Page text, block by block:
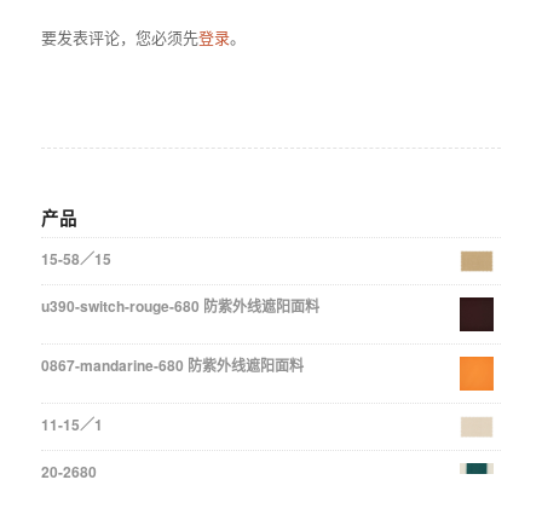
要发表评论，您必须先登录。
产品
15-58／15
u390-switch-rouge-680 防紫外线遮阳面料
0867-mandarine-680 防紫外线遮阳面料
11-15／1
20-2680